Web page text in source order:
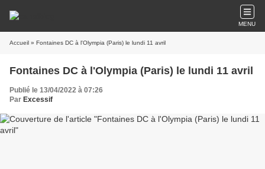
MENU
Accueil » Fontaines DC à l'Olympia (Paris) le lundi 11 avril
Fontaines DC à l'Olympia (Paris) le lundi 11 avril
Publié le 13/04/2022 à 07:26
Par Excessif